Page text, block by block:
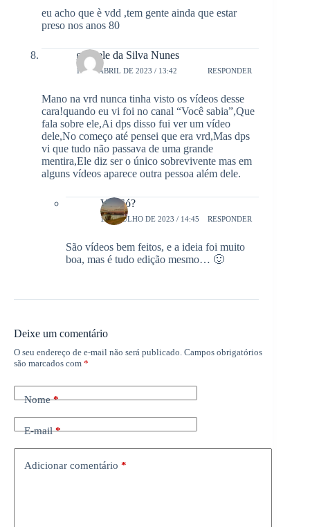
eu acho que è vdd ,tem gente ainda que estar
preso nos anos 80
graziele da Silva Nunes
14 DE ABRIL DE 2023 / 13:42 RESPONDER
Mano na vrd nunca tinha visto os vídeos desse
cara!quando eu vi foi no canal “Você sabia”,Que
fala sobre ele,Ai dps disso fui ver um vídeo
dele,No começo até pensei que era vrd,Mas dps
vi que tudo não passava de uma grande
mentira,Ele diz ser o único sobrevivente mas em
alguns vídeos aparece outra pessoa além dele.
Viu Só?
1 DE JULHO DE 2023 / 14:45 RESPONDER
São vídeos bem feitos, e a ideia foi muito
boa, mas é tudo edição mesmo… 🙂
Deixe um comentário
O seu endereço de e-mail não será publicado. Campos obrigatórios
são marcados com *
Nome*
E-mail*
Adicionar comentário *